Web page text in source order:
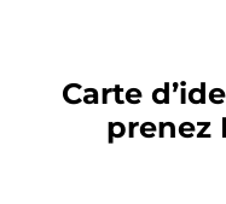
Carte
prenez